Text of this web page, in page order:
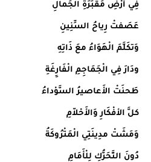
فِي أَرْضِ مَقْبَرَةِ الْجَمالِ
عَصَفتْ رِياحُ السِّنِينِ
وَتكَلَّمَ الْهَوَاءُ معَ ذَاتِهِ
ودَارَ فِي الْجَمَاجِمِ الْفَارِِغَةِ
طَحنَتْ الأَعاصيرُ السَّوْداءُ
كلَّ الأفْكَارِ وَالأَحْلاّمِ
وَمَشَتْ مدِينَتِي الْمَتْرُوكَةُ
دُونَ التَّحَرُّكِ لِلْأَمَامِ